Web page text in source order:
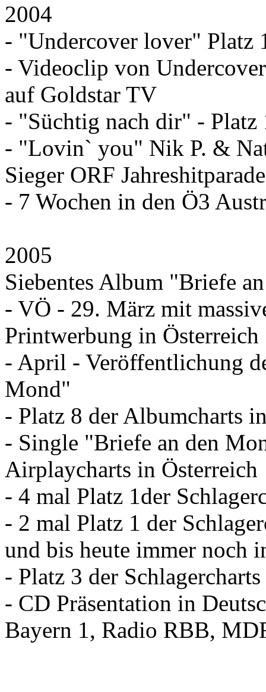
2004
- "Undercover lover" Platz
- Videoclip von
auf Goldstar TV
- "Süchtig nach dir" - Platz
- "Lovin` you" Nik P. &
Sieger ORF
- 7 Wochen in den Ö3
2005
Siebentes Album "Briefe
- VÖ - 29. März mit
Printwerbung in Österreich
- April - Veröffentlichung
Mond"
- Platz 8 der Albumcharts
- Single "Briefe an den
Airplaycharts in Österreich
- 4 mal Platz 1der
- 2 mal Platz 1 der
und bis heute immer noch
- Platz 3 der
- CD Präsentation in
Bayern 1, Radio RBB,